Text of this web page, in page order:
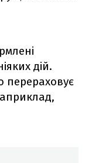
дій.
перераховує